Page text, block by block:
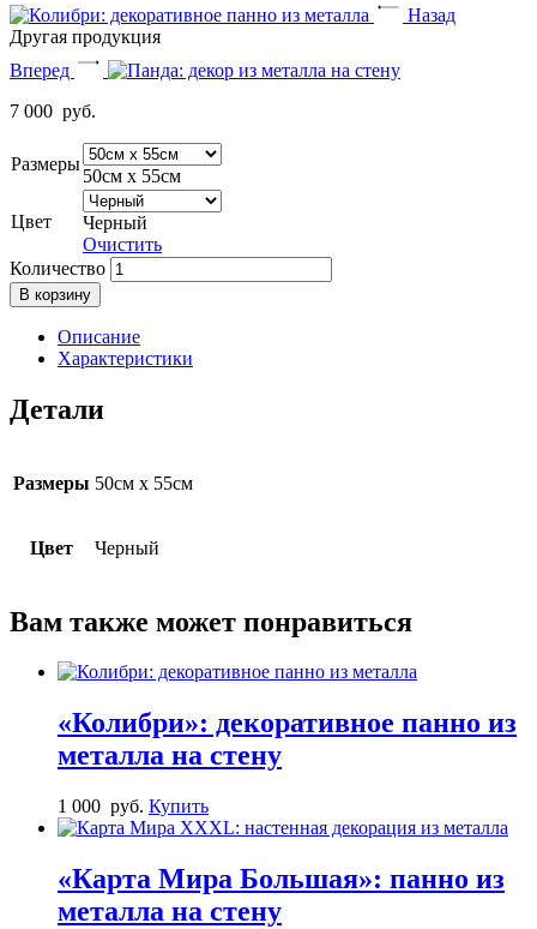
Назад
Другая продукция
Вперед
7 000 руб.
Размеры
50см х 55см
Цвет
Черный
Очистить
Количество
В корзину
Описание
Характеристики
Детали
Размеры 50см х 55см
Цвет Черный
Вам также может понравиться
«Колибри»: декоративное панно из
металла на стену
1 000 руб. Купить
«Карта Мира Большая»: панно из
металла на стену